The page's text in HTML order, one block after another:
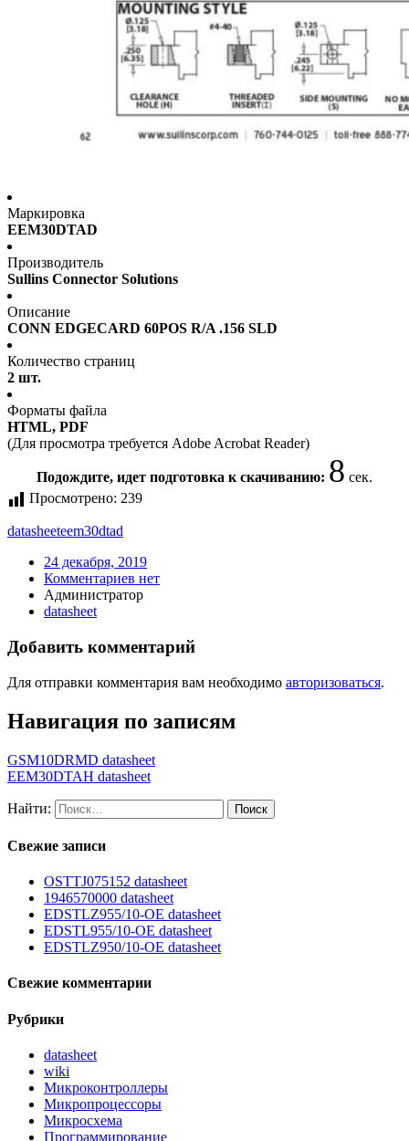
Маркировка
EEM30DTAD
Производитель
Sullins Connector Solutions
Описание
CONN EDGECARD 60POS R/A .156 SLD
Количество страниц
2 шт.
Форматы файла
HTML, PDF
(Для просмотра требуется Adobe Acrobat Reader)
Подождите, идет подготовка к скачиванию: 8 сек.
Просмотрено: 239
datasheeteem30dtad
24 декабря, 2019
Комментариев нет
Администратор
datasheet
Добавить комментарий
Для отправки комментария вам необходимо авторизоваться.
Навигация по записям
GSM10DRMD datasheet
EEM30DTAH datasheet
Найти:
Свежие записи
OSTTJ075152 datasheet
1946570000 datasheet
EDSTLZ955/10-OE datasheet
EDSTL955/10-OE datasheet
EDSTLZ950/10-OE datasheet
Свежие комментарии
Рубрики
datasheet
wiki
Микроконтроллеры
Микропроцессоры
Микросхема
Программирование